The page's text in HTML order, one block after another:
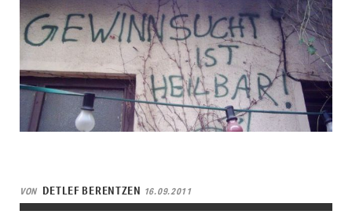
VON DETLEF BERENTZEN 16.09.2011